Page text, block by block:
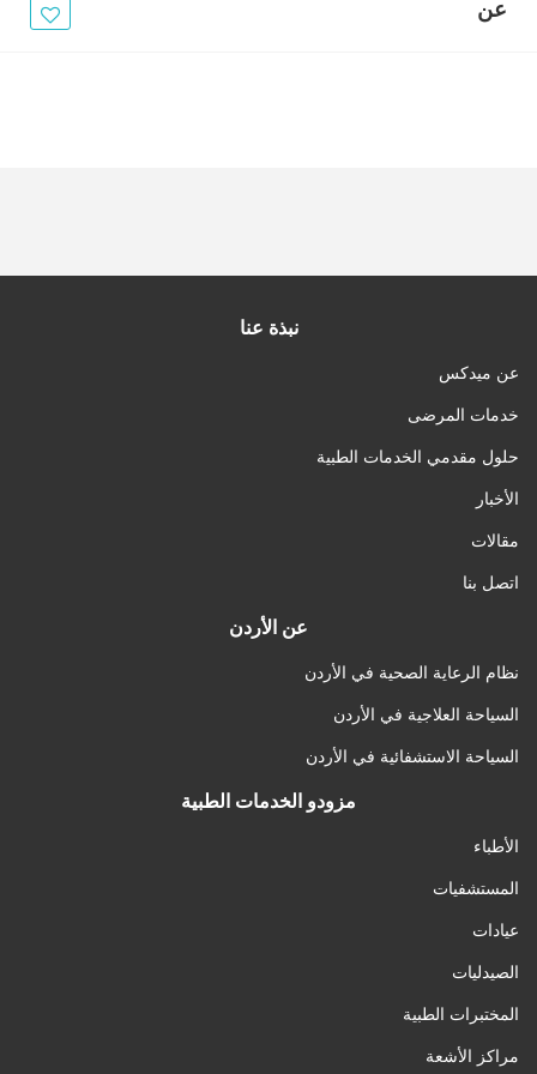
عن
نبذة عنا
عن ميدكس
خدمات المرضى
حلول مقدمي الخدمات الطبية
الأخبار
مقالات
اتصل بنا
عن الأردن
نظام الرعاية الصحية في الأردن
السياحة العلاجية في الأردن
السياحة الاستشفائية في الأردن
مزودو الخدمات الطبية
الأطباء
المستشفيات
عيادات
الصيدليات
المختبرات الطبية
مراكز الأشعة